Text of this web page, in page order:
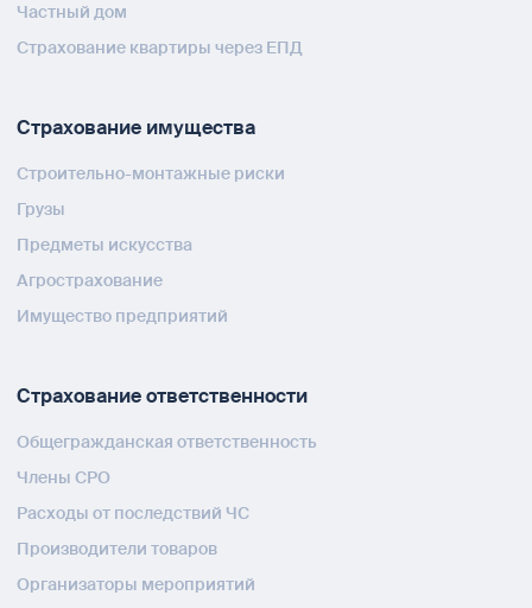
Частный дом
Страхование квартиры через ЕПД
Страхование имущества
Строительно-монтажные риски
Грузы
Предметы искусства
Агрострахование
Имущество предприятий
Страхование ответственности
Общегражданская ответственность
Члены СРО
Расходы от последствий ЧС
Производители товаров
Организаторы мероприятий